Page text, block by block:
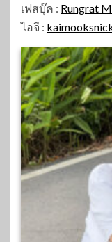
เฟสบุ๊ค : Rungrat
ไอจี :